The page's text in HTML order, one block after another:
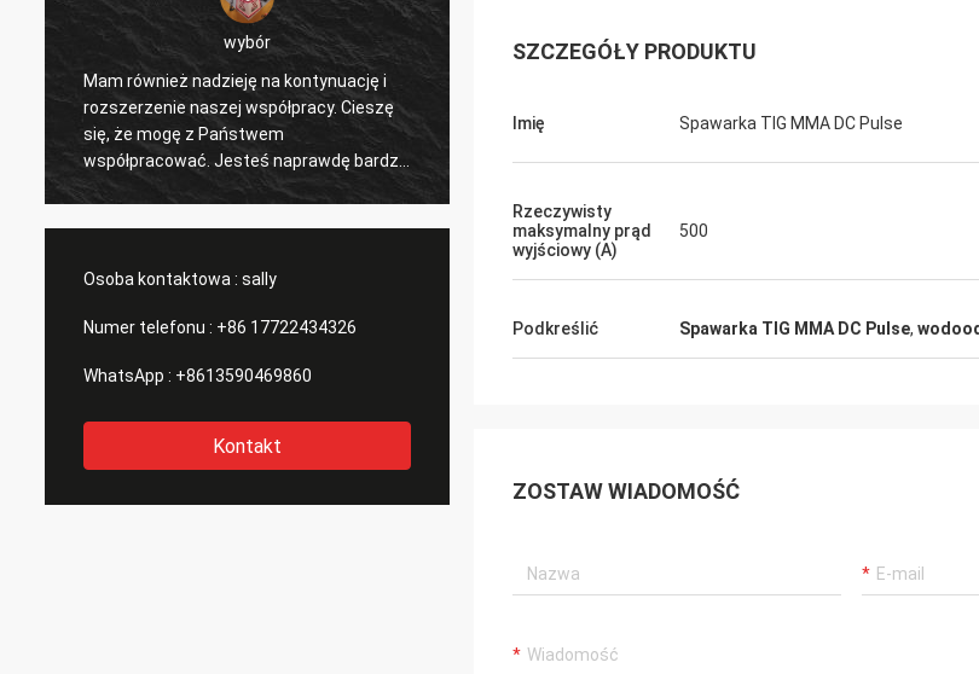
wybór
Mam również nadzieję na kontynuację i
rozszerzenie naszej współpracy. Cieszę
się, że mogę z Państwem
współpracować. Jesteś naprawdę bardzo
dobrym profesjonalistą i cały czas nas
Daniel
nasze rozwiązywanie problemów dla mnie
i innych klientów, więc naprawdę Cię
konkurencyjna, będziemy nadal
subskrybować Twój produkt.
Osoba kontaktowa : sally
Numer telefonu : +86 17722434326
WhatsApp : +8613590469860
Kontakt
SZCZEGÓŁY PRODUKTU
Imię Spawarka TIG MMA DC Pulse
Rzeczywisty
maksymalny prąd
wyjściowy (A)
500
Podkreślić Spawarka TIG MMA DC Pulse,
ZOSTAW WIADOMOŚĆ